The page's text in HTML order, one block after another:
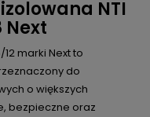
NTI
Next
marki Next to
do
o większych
bezpieczne oraz